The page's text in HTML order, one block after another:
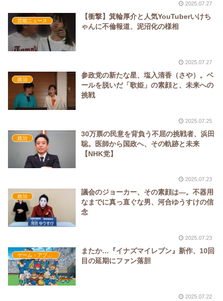
2025.07.27
芸能ニュース
【衝撃】箕輪厚介と人気YouTuberいけち
ゃんに不倫報道、泥沼化の様相
2025.07.27
政治
参政党の新たな星、塩入清香（さや）。ベ
ールを脱いだ「歌姫」の素顔と、未来への
挑戦
2025.07.25
政治
30万票の民意を背負う不屈の挑戦者、浜田
聡。医師から国政へ、その軌跡と未来
【NHK党】
2025.07.23
政治
議会のジョーカー、その素顔は―。不器用
なまでに真っ直ぐな男、河合ゆうすけの信
念
2025.07.23
ゲーム・アプリ関係
またか…『イナズマイレブン』新作、10回
目の延期にファン落胆
2025.07.22